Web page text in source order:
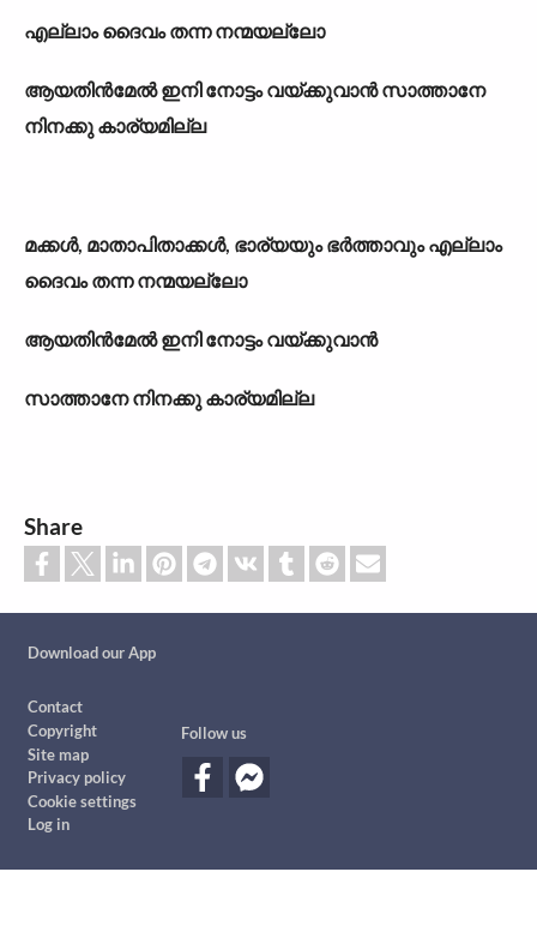
എല്ലാം ദൈവം തന്ന നന്മയല്ലോ
ആയതിന്‍മേല്‍ ഇനി നോട്ടം വയ്ക്കുവാന്‍ സാത്താനേ
നിനക്കു കാര‍്യമില്ല
മക്കള്‍, മാതാപിതാക്കള്‍, ഭാര‍്യയും ഭര്‍ത്താവും എല്ലാം
ദൈവം തന്ന നന്മയല്ലോ
ആയതിന്‍മേല്‍ ഇനി നോട്ടം വയ്ക്കുവാന്‍
സാത്താനേ നിനക്കു കാര‍്യമില്ല
Share
Download our App
Footer
Contact
Copyright
Site map
Privacy policy
Cookie settings
Log in
Follow us